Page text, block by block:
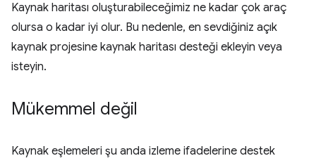
Kaynak haritası oluşturabileceğimiz ne kadar çok araç
olursa o kadar iyi olur. Bu nedenle, en sevdiğiniz açık
kaynak projesine kaynak haritası desteği ekleyin veya
isteyin.
Mükemmel değil
Kaynak eşlemeleri şu anda izleme ifadelerine destek